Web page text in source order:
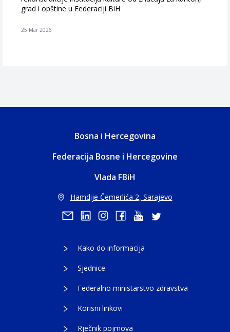
grad i opštine u Federaciji BiH
25 Mar 2026
Bosna i Hercegovina
Federacija Bosne i Hercegovine
Vlada FBiH
Hamdije Čemerlića 2, Sarajevo
Kako do informacija
Sjednice
Federalno ministarstvo zdravstva
Korisni linkovi
Rječnik pojmova